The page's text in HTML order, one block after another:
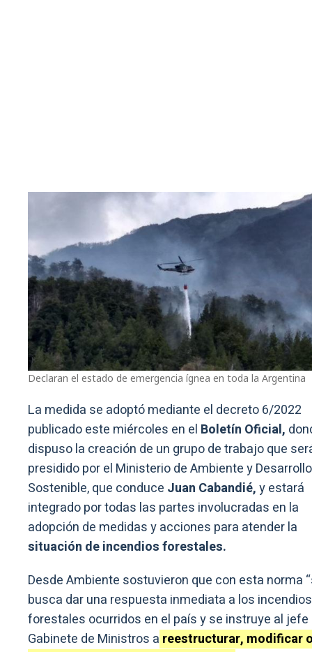
Declaran el estado de emergencia ígnea en toda la Argentina
La medida se adoptó mediante el decreto 6/2022
publicado este miércoles en el Boletín Oficial,
dispuso la creación de un grupo de trabajo que
presidido por el Ministerio de Ambiente y Desarrollo
Sostenible, que conduce Juan Cabandié,y estará
integrado por todas las partes involucradas en la
adopción de medidas y acciones para atender la
situación de incendios forestales.
Desde Ambiente sostuvieron que con esta norma
busca dar una respuesta inmediata a los incendios
forestales ocurridos en el país y se instruye al jefe
Gabinete de Ministros a reestructurar, modificar